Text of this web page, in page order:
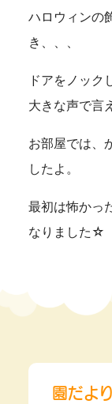
ハロウィンの
き、、、
ドアをノック
大きな声で言
お部屋では、
したよ。
最初は怖かっ
なりました☆
園だより